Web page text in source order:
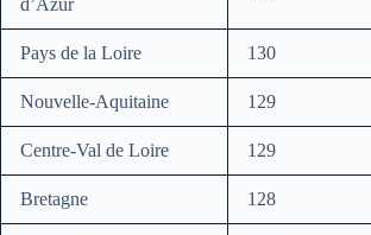
Pays de la Loire 130
Nouvelle-Aquitaine 129
Centre-Val de Loire 129
Bretagne 128